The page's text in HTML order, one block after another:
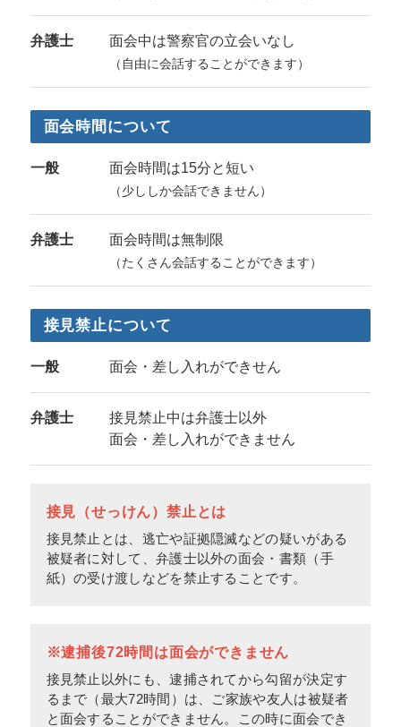
弁護士 面会中は警察官の立会いなし
（自由に会話することができます）
面会時間について
一般 面会時間は15分と短い
（少ししか会話できません）
弁護士 面会時間は無制限
（たくさん会話することができます）
接見禁止について
一般 面会・差し入れができせん
弁護士
接見禁止中は弁護士以外
面会・差し入れができません
接見（せっけん）禁止とは
接見禁止とは、逃亡や証拠隠滅などの疑いがある
被疑者に対して、弁護士以外の面会・書類（手
紙）の受け渡しなどを禁止することです。
※逮捕後72時間は面会ができません
接見禁止以外にも、逮捕されてから勾留が決定す
るまで（最大72時間）は、ご家族や友人は被疑者
と面会することができません。この時に面会でき